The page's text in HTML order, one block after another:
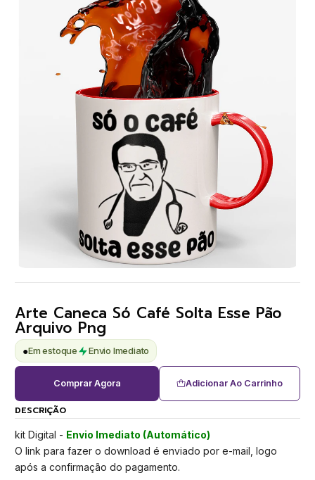
Arte Caneca Só Café Solta Esse Pão
Arquivo Png
●Em estoque Envio Imediato
Adicionar Ao Carrinho
Comprar Agora
DESCRIÇÃO
kit Digital - Envio Imediato (Automático)
O link para fazer o download é enviado por e-mail, logo
após a confirmação do pagamento.